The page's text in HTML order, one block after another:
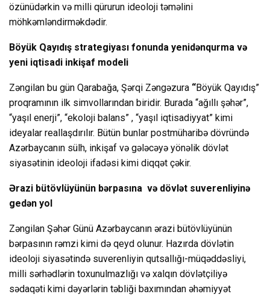
özünüdərkin və milli qürurun ideoloji təməlini
möhkəmləndirməkdədir.
Böyük Qayıdış strategiyası fonunda yenidənqurma və
yeni iqtisadi inkişaf modeli
Zəngilan bu gün Qarabağa, Şərqi Zəngəzura “Böyük Qayıdış”
proqramının ilk simvollarından biridir. Burada “ağıllı şəhər”,
“yaşıl enerji”, “ekoloji balans” , “yaşıl iqtisadiyyat” kimi
ideyalar reallaşdırılır. Bütün bunlar postmüharibə dövründə
Azərbaycanın sülh, inkişaf və gələcəyə yönəlik dövlət
siyasətinin ideoloji ifadəsi kimi diqqət çəkir.
Ərazi bütövlüyünün bərpasına və dövlət suverenliyinə
gedən yol
Zəngilan Şəhər Günü Azərbaycanın ərazi bütövlüyünün
bərpasının rəmzi kimi də qeyd olunur. Hazırda dövlətin
ideoloji siyasətində suverenliyin qutsallığı-müqəddəsliyi,
milli sərhədlərin toxunulmazlığı və xalqın dövlətçiliyə
sədaqəti kimi dəyərlərin təbliği baxımından əhəmiyyət